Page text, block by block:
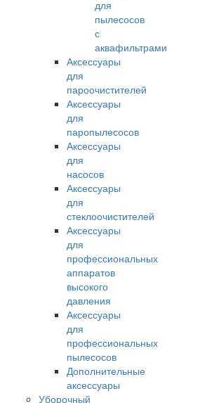
для
пылесосов
с
аквафильтрами
Аксессуары
для
пароочистителей
Аксессуары
для
паропылесосов
Аксессуары
для
насосов
Аксессуары
для
стеклоочистителей
Аксессуары
для
профессиональных
аппаратов
высокого
давления
Аксессуары
для
профессиональных
пылесосов
Дополнительные
аксессуары
Уборочный